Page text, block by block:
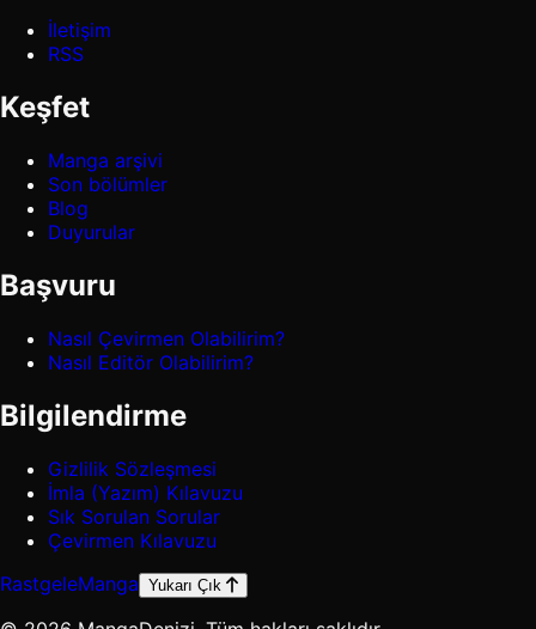
İletişim
RSS
Keşfet
Manga arşivi
Son bölümler
Blog
Duyurular
Başvuru
Nasıl Çevirmen Olabilirim?
Nasıl Editör Olabilirim?
Bilgilendirme
Gizlilik Sözleşmesi
İmla (Yazım) Kılavuzu
Sık Sorulan Sorular
Çevirmen Kılavuzu
RastgeleManga Yukarı Çık